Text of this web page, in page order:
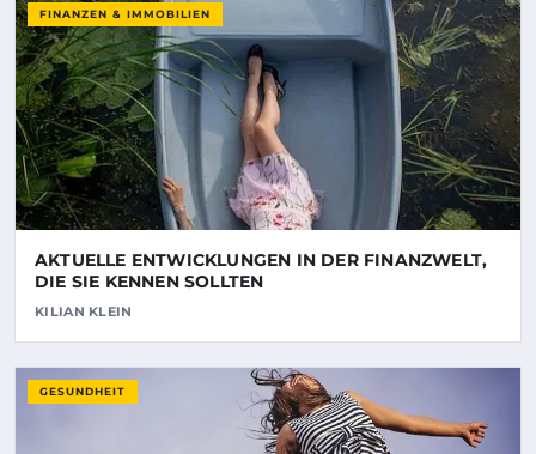
FINANZEN & IMMOBILIEN
AKTUELLE ENTWICKLUNGEN IN DER FINANZWELT,
DIE SIE KENNEN SOLLTEN
KILIAN KLEIN
GESUNDHEIT